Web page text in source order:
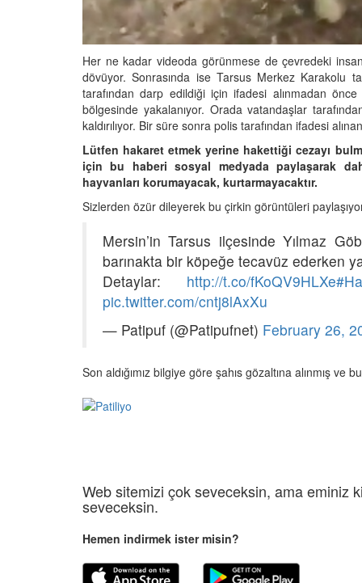
Her ne kadar videoda görünmese de çevredeki
dövüyor. Sonrasında ise Tarsus Merkez Karakolu
tarafından darp edildiği için ifadesi alınmadan
bölgesinde yakalanıyor. Orada vatandaşlar
kaldırılıyor. Bir süre sonra polis tarafından ifadesi
Lütfen hakaret etmek yerine hakettiği cezayı
için bu haberi sosyal medyada paylaşarak
hayvanları korumayacak, kurtarmayacaktır.
Sizlerden özür dileyerek bu çirkin görüntüleri
Mersin’in Tarsus ilçesinde Yılmaz
barınakta bir köpeğe tecavüz ederken
Detaylar: http://t.co/fKoQV9HLXe
pic.twitter.com/cntj8lAxXu
— Patipuf (@Patipufnet) February 26,
Son aldığımız bilgiye göre şahıs gözaltına alınmış ve
Web sitemizi çok seveceksin, ama eminiz
seveceksin.
Hemen indirmek ister misin?